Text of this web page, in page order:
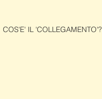
COS'E' IL 'COLLEGAMENTO'?